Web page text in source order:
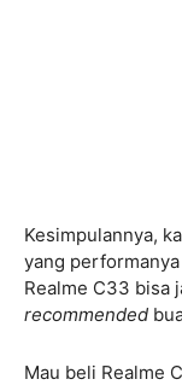
Kesimpulannya,
yang
Realme C33 bisa
recommended
Mau beli Realme